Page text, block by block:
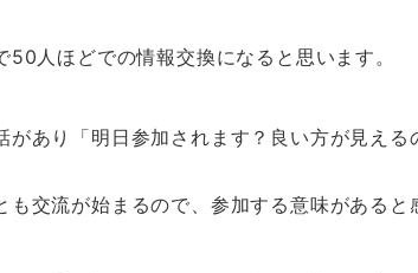
人ほどでの情報交換になると思います。
があり「明日参加されます？良い方が見え
交流が始まるので、参加する意味があると